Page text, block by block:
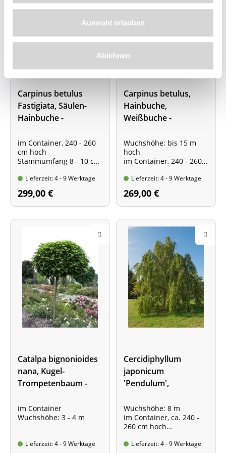
Auswahl erlauben
Ablehnen
Carpinus betulus
Fastigiata, Säulen-
Hainbuche -
Produkt
im Container, 240 - 260
cm hoch
Stammumfang 8 - 10 cm
Lieferzeit: 4 - 9 Werktage
299,00 €
Carpinus betulus,
Hainbuche,
Weißbuche -
Produkt
Wuchshöhe: bis 15 m
hoch
im Container, 240 - 260
Stammumfang 8 - 10 cm
Stammhöhe ca. 2,00 m
Lieferzeit: 4 - 9 Werktage
269,00 €
Catalpa bignonioides
nana, Kugel-
Trompetenbaum -
Produkt
im Container
Wuchshöhe: 3 - 4 m
Lieferzeit: 4 - 9 Werktage
Cercidiphyllum
japonicum
'Pendulum',
Katsurabaum -
Hochstamm - XXL-
Produkt
Wuchshöhe: 8 m
im Container, ca. 240 -
260 cm hoch
Stammhöhe ca. 2,20 m
Lieferzeit: 4 - 9 Werktage